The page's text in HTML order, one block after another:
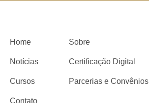
Home Sobre
Notícias Certificação Digital
Cursos Parcerias e Convênios
Contato